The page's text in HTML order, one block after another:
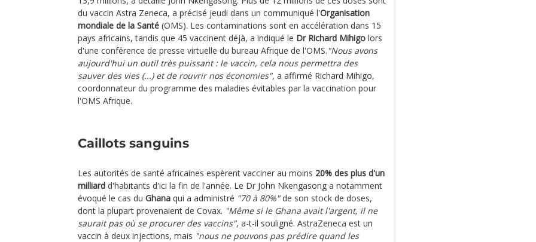
du vaccin Astra Zeneca, a précisé jeudi dans un communiqué l'Organisation
mondiale de la Santé (OMS). Les contaminations sont en accélération dans 15
pays africains, tandis que 45 vaccinent déjà, a indiqué le Dr Richard Mihigo lors
d'une conférence de presse virtuelle du bureau Afrique de l'OMS. "Nous avons
aujourd'hui un outil très puissant : le vaccin, cela nous permettra des
sauver des vies (...) et de rouvrir nos économies", a affirmé Richard Mihigo,
coordonnateur du programme des maladies évitables par la vaccination pour
l'OMS Afrique.
Caillots sanguins
Les autorités de santé africaines espèrent vacciner au moins 20% des plus d'un
milliard d'habitants d'ici la fin de l'année. Le Dr John Nkengasong a notamment
évoqué le cas du Ghana qui a administré "70 à 80%"de son stock de doses,
dont la plupart provenaient de Covax. "Même si le Ghana avait l'argent, il ne
saurait pas où se procurer des vaccins", a-t-il souligné. AstraZeneca est un
vaccin à deux injections, mais "nous ne pouvons pas prédire quand les